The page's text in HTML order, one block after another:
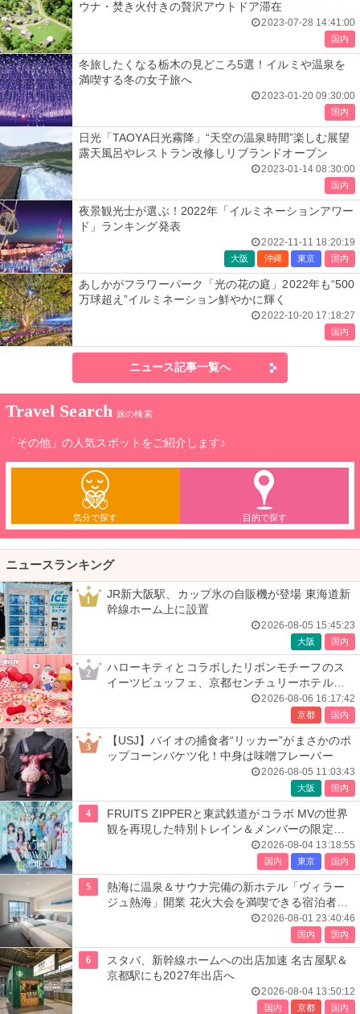
ウナ・焚き火付きの贅沢アウトドア滞在
2023-07-28 14:41:00
国内
冬旅したくなる栃木の見どころ5選！イルミや温泉を
満喫する冬の女子旅へ
2023-01-20 09:30:00
国内
日光「TAOYA日光霧降」“天空の温泉時間”楽しむ展望
露天風呂やレストラン改修しリブランドオープン
2023-01-14 08:30:00
国内
夜景観光士が選ぶ！2022年「イルミネーションアワー
ド」ランキング発表
2022-11-11 18:20:19
大阪 沖縄 東京 国内
あしかがフラワーパーク「光の花の庭」2022年も“500
万球超え”イルミネーション鮮やかに輝く
2022-10-20 17:18:27
国内
ニュース記事一覧へ
Travel Search 旅の検索
「その他」の人気スポットをご紹介します♪
気分で探す 目的で探す
ニュースランキング
1
JR新大阪駅、カップ氷の自販機が登場 東海道新
幹線ホーム上に設置
2026-08-05 15:45:23
大阪 国内
2
ハローキティとコラボしたリボンモチーフのス
イーツビュッフェ、京都センチュリーホテルで
2026-08-06 16:17:42
京都 国内
3
【USJ】バイオの捕食者“リッカー”がまさかのポ
ップコーンバケツ化！中身は味噌フレーバー
2026-08-05 11:03:43
大阪 国内
4
FRUITS ZIPPERと東武鉄道がコラボ MVの世界
観を再現した特別トレイン＆メンバーの限定ア
2026-08-04 13:18:55
国内 東京 国内
5
熱海に温泉＆サウナ完備の新ホテル「ヴィラー
ジュ熱海」開業 花火大会を満喫できる宿泊者専
2026-08-01 23:40:46
国内 国内
6
スタバ、新幹線ホームへの出店加速 名古屋駅＆
京都駅にも2027年出店へ
2026-08-04 13:50:12
国内 京都 国内